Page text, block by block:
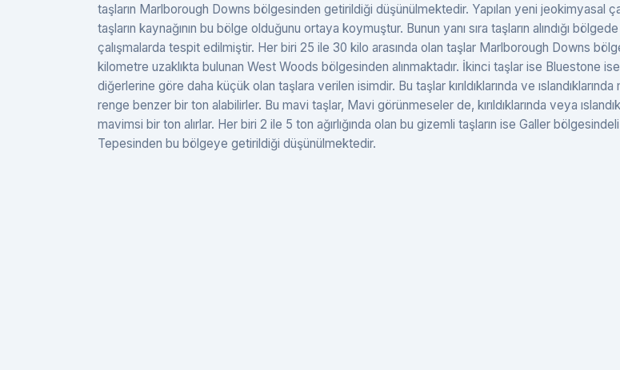
taşların Marlborough Downs bölgesinden getirildiği düşünülmektedir. Yapılan yeni jeokimyasal
taşların kaynağının bu bölge olduğunu ortaya koymuştur. Bunun yanı sıra taşların alındığı
çalışmalarda tespit edilmiştir. Her biri 25 ile 30 kilo arasında olan taşlar Marlborough Downs
kilometre uzaklıkta bulunan West Woods bölgesinden alınmaktadır. İkinci taşlar ise Bluestone
diğerlerine göre daha küçük olan taşlara verilen isimdir. Bu taşlar kırıldıklarında ve ıslandıklarında
renge benzer bir ton alabilirler. Bu mavi taşlar, Mavi görünmeseler de, kırıldıklarında veya
mavimsi bir ton alırlar. Her biri 2 ile 5 ton ağırlığında olan bu gizemli taşların ise Galler
Tepesinden bu bölgeye getirildiği düşünülmektedir.